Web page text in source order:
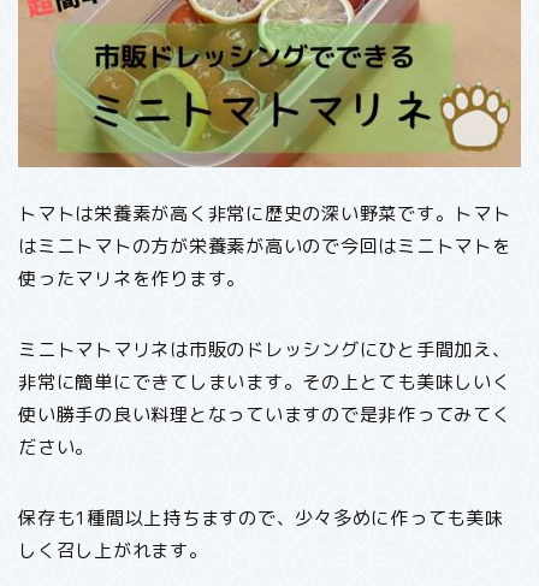
トマトは栄養素が高く非常に歴史の深い野菜です。トマト
はミニトマトの方が栄養素が高いので今回はミニトマトを
使ったマリネを作ります。
ミニトマトマリネは市販のドレッシングにひと手間加え、
非常に簡単にできてしまいます。その上とても美味しいく
使い勝手の良い料理となっていますので是非作ってみてく
ださい。
保存も1種間以上持ちますので、少々多めに作っても美味
しく召し上がれます。